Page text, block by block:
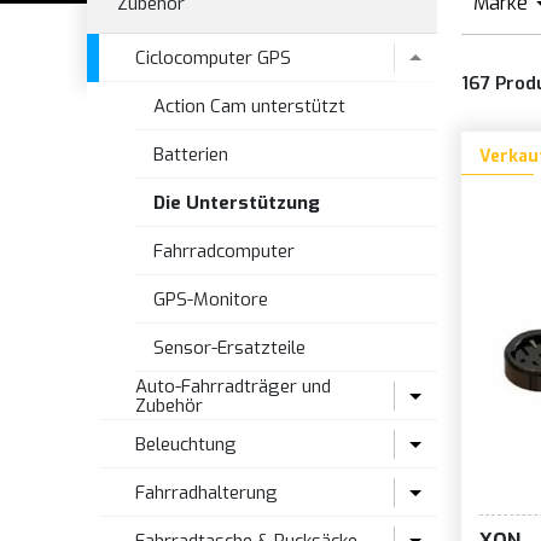
Ciclocomputer GPS
Action Cam unterstützt
Batterien
Die Unterstützung
Fahrradcomputer
GPS-Monitore
Sensor-Ersatzteile
Auto-Fahrradträger und
Zubehör
AHK-Fahrradträger
Ersatzteile und Teile für
Fahrradträger
Beleuchtung
Batterie für Frontleuchten
Fahrradhalterung
167